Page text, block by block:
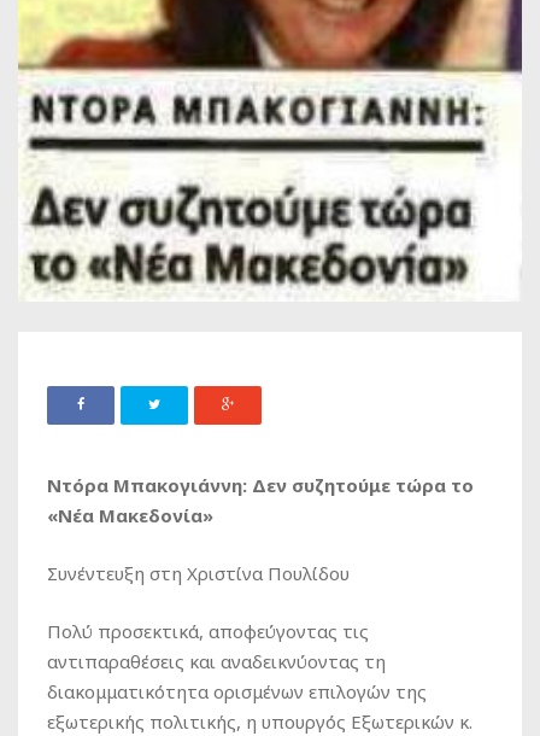
Ντόρα Μπακογιάννη: Δεν συζητούμε τώρα το
«Νέα Μακεδονία»
Συνέντευξη στη Χριστίνα Πουλίδου
Πολύ προσεκτικά, αποφεύγοντας τις
αντιπαραθέσεις και αναδεικνύοντας τη
διακομματικότητα ορισμένων επιλογών της
εξωτερικής πολιτικής, η υπουργός Εξωτερικών κ.